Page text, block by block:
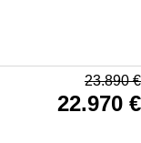
23.890€
22.970 €